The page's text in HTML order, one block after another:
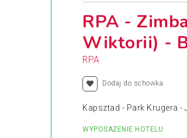
RPA -
Wiktorii) -
RPA
Dodaj do schowka
Kapsztad - Park Krugera
WYPOSAŻENIE HOTELU